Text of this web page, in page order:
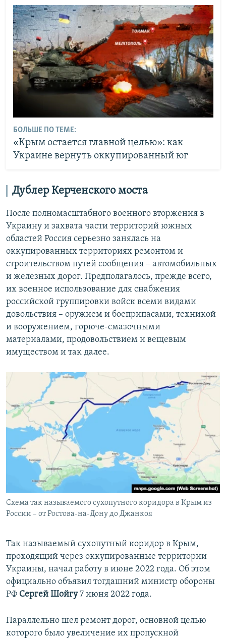
БОЛЬШЕ ПО ТЕМЕ:
«Крым остается главной целью»: как
Украине вернуть оккупированный юг
Дублер Керченского моста
После полномасштабного военного вторжения в
Украину и захвата части территорий южных
областей Россия серьезно занялась на
оккупированных территориях ремонтом и
строительством путей сообщения – автомобильных
и железных дорог. Предполагалось, прежде всего,
их военное использование для снабжения
российской группировки войск всеми видами
довольствия – оружием и боеприпасами, техникой
и вооружением, горюче-смазочными
материалами, продовольствием и вещевым
имуществом и так далее.
Схема так называемого сухопутного коридора в Крым из
России – от Ростова-на-Дону до Джанкоя
Так называемый сухопутный коридор в Крым,
проходящий через оккупированные территории
Украины, начал работу в июне 2022 года. Об этом
официально объявил тогдашний министр обороны
РФ Сергей Шойгу7 июня 2022 года.
Параллельно шел ремонт дорог, основной целью
которого было увеличение их пропускной